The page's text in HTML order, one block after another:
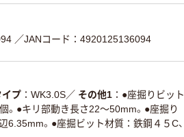
／JANコード：4920125136094
イプ WK3.0S／ その他1
●座掘りビット
。●キリ部動き長さ22～50mm。●座掘り
。●座掘ビット材質：鉄鋼４５C、